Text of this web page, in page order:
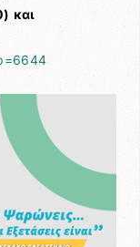
και